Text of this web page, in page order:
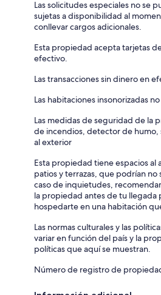
Las solicitudes especiales no se
sujetas a disponibilidad al
conllevar cargos adicionales.
Esta propiedad acepta tarjetas
efectivo.
Las transacciones sin dinero en
Las habitaciones insonorizadas
Las medidas de seguridad de la
de incendios, detector de humo,
al exterior
Esta propiedad tiene espacios al
patios y terrazas, que podrían no
caso de inquietudes,
la propiedad antes de tu llegada
hospedarte en una habitación
Las normas culturales y las
variar en función del país y la
políticas que aquí se muestran.
Número de registro de